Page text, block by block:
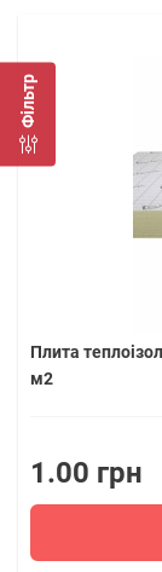
Фільтр
Плита
м2
1.00 грн